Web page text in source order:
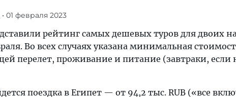
• 01 февраля 2023
рейтинг самых дешевых туров для двоих
Во всех случаях указана минимальная
перелет, проживание и питание (завтраки, если
поездка в Египет — от 94,2 тыс. RUB («все